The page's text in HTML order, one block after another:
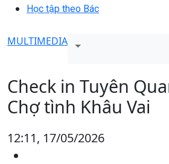
Học tập theo Bác
MULTIMEDIA
Check in Tuyên
Chợ tình Khâu Vai
12:11, 17/05/2026